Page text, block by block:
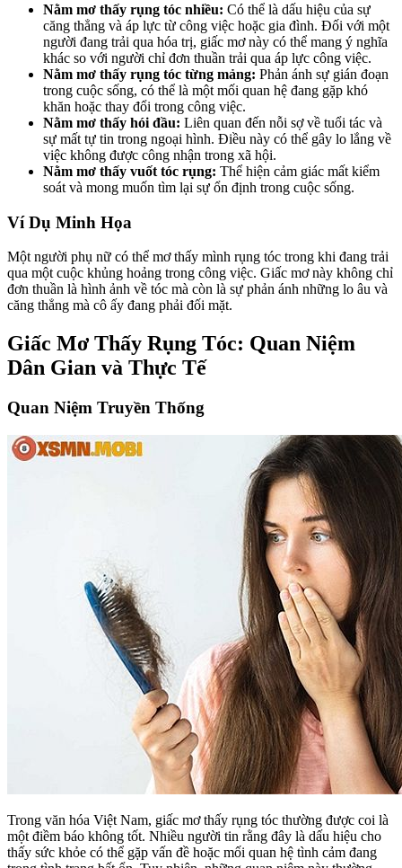
Nằm mơ thấy rụng tóc nhiều: Có thể là dấu hiệu của sự
căng thẳng và áp lực từ công việc hoặc gia đình. Đối với một
người đang trải qua hóa trị, giấc mơ này có thể mang ý nghĩa
khác so với người chỉ đơn thuần trải qua áp lực công việc.
Nằm mơ thấy rụng tóc từng mảng: Phản ánh sự gián đoạn
trong cuộc sống, có thể là một mối quan hệ đang gặp khó
khăn hoặc thay đổi trong công việc.
Nằm mơ thấy hói đầu: Liên quan đến nỗi sợ về tuổi tác và
sự mất tự tin trong ngoại hình. Điều này có thể gây lo lắng về
việc không được công nhận trong xã hội.
Nằm mơ thấy vuốt tóc rụng: Thể hiện cảm giác mất kiểm
soát và mong muốn tìm lại sự ổn định trong cuộc sống.
Ví Dụ Minh Họa
Một người phụ nữ có thể mơ thấy mình rụng tóc trong khi đang trải
qua một cuộc khủng hoảng trong công việc. Giấc mơ này không chỉ
đơn thuần là hình ảnh về tóc mà còn là sự phản ánh những lo âu và
căng thẳng mà cô ấy đang phải đối mặt.
Giấc Mơ Thấy Rụng Tóc: Quan Niệm
Dân Gian và Thực Tế
Quan Niệm Truyền Thống
Trong văn hóa Việt Nam, giấc mơ thấy rụng tóc thường được coi là
một điềm báo không tốt. Nhiều người tin rằng đây là dấu hiệu cho
thấy sức khỏe có thể gặp vấn đề hoặc mối quan hệ tình cảm đang